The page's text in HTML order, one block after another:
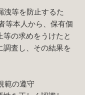
洩等を防止するた
等本人から、保有個
の求めをうけたと
調査し、その結果を
範の遵守